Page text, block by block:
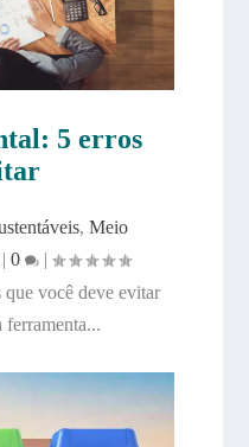
5 erros
, Meio
0
|
você deve evitar
ferramenta...